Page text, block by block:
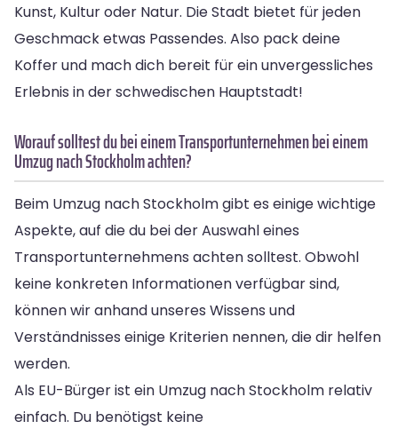
Kunst, Kultur oder Natur. Die Stadt bietet für jeden
Geschmack etwas Passendes. Also pack deine
Koffer und mach dich bereit für ein unvergessliches
Erlebnis in der schwedischen Hauptstadt!
Worauf solltest du bei einem Transportunternehmen bei einem
Umzug nach Stockholm achten?
Beim Umzug nach Stockholm gibt es einige wichtige
Aspekte, auf die du bei der Auswahl eines
Transportunternehmens achten solltest. Obwohl
keine konkreten Informationen verfügbar sind,
können wir anhand unseres Wissens und
Verständnisses einige Kriterien nennen, die dir helfen
werden.
Als EU-Bürger ist ein Umzug nach Stockholm relativ
einfach. Du benötigst keine